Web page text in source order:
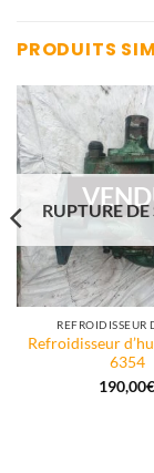
PRODUITS
RUPTURE
REFROIDISSEUR
Refroidisseur
6354
190,00€